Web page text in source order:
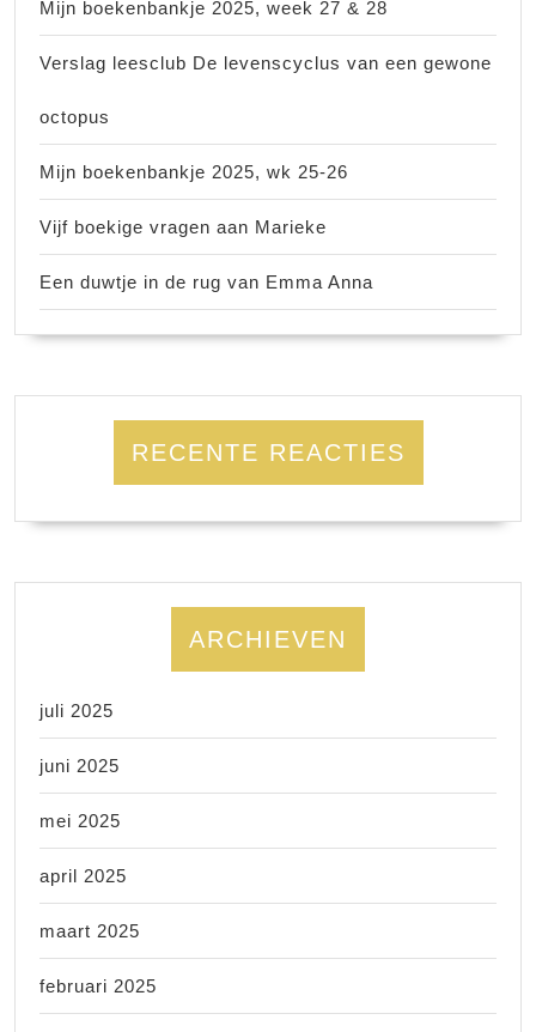
Mijn boekenbankje 2025, week 27 & 28
Verslag leesclub De levenscyclus van een gewone
octopus
Mijn boekenbankje 2025, wk 25-26
Vijf boekige vragen aan Marieke
Een duwtje in de rug van Emma Anna
RECENTE REACTIES
ARCHIEVEN
juli 2025
juni 2025
mei 2025
april 2025
maart 2025
februari 2025